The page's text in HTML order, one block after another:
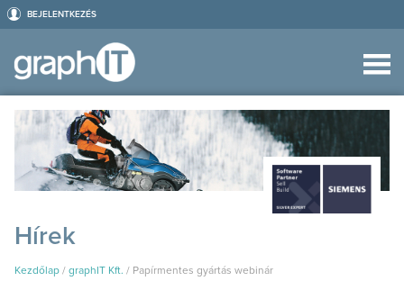
BEJELENTKEZÉS
Hírek
Kezdőlap / graphIT Kft. / Papírmentes gyártás webinár